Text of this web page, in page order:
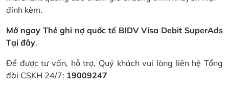
đính kèm.
Mở ngay Thẻ ghi nợ quốc tế BIDV Visa Debit SuperAds
Tại đây.
Để được tư vấn, hỗ trợ, Quý khách vui lòng liên hệ Tổng
đài CSKH 24/7: 19009247